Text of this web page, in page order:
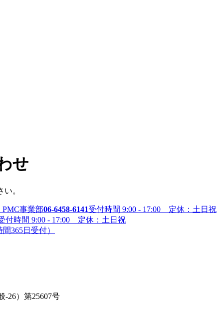
せ
。
事業部06-6458-6141受付時間 9:00 - 17:00 定休：土日祝
付時間 9:00 - 17:00 定休：土日祝
間365日受付）
-26）第25607号